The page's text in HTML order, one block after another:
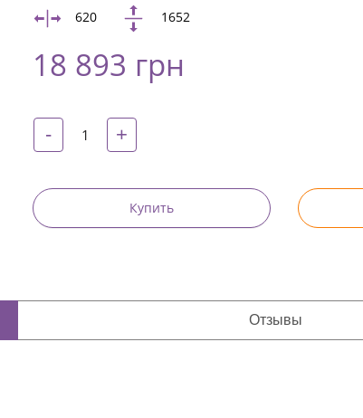
+
Twitter
620 1652
18 893 грн
- +
Купить
Отзывы